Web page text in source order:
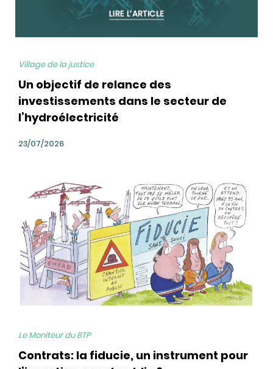
Village de la justice
Un objectif de relance des
investissements dans le secteur de
l’hydroélectricité
23/07/2026
Le Moniteur du BTP
Contrats: la fiducie, un instrument pour